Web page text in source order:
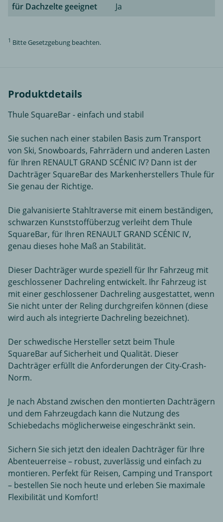
für Dachzelte geeignet Ja
1 Bitte Gesetzgebung beachten.
Produktdetails
Thule SquareBar - einfach und stabil
Sie suchen nach einer stabilen Basis zum Transport
von Ski, Snowboards, Fahrrädern und anderen Lasten
für Ihren RENAULT GRAND SCÉNIC IV? Dann ist der
Dachträger SquareBar des Markenherstellers Thule für
Sie genau der Richtige.
Die galvanisierte Stahltraverse mit einem beständigen,
schwarzen Kunststoffüberzug verleiht dem Thule
SquareBar, für Ihren RENAULT GRAND SCÉNIC IV,
genau dieses hohe Maß an Stabilität.
Dieser Dachträger wurde speziell für Ihr Fahrzeug mit
geschlossener Dachreling entwickelt. Ihr Fahrzeug ist
mit einer geschlossener Dachreling ausgestattet, wenn
Sie nicht unter der Reling durchgreifen können (diese
wird auch als integrierte Dachreling bezeichnet).
Der schwedische Hersteller setzt beim Thule
SquareBar auf Sicherheit und Qualität. Dieser
Dachträger erfüllt die Anforderungen der City-Crash-
Norm.
Je nach Abstand zwischen den montierten Dachträgern
und dem Fahrzeugdach kann die Nutzung des
Schiebedachs möglicherweise eingeschränkt sein.
Sichern Sie sich jetzt den idealen Dachträger für Ihre
Abenteuerreise – robust, zuverlässig und einfach zu
montieren. Perfekt für Reisen, Camping und Transport
– bestellen Sie noch heute und erleben Sie maximale
Flexibilität und Komfort!